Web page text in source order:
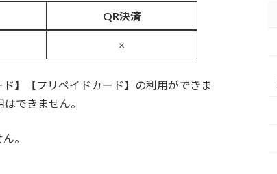
QR決済
×
】【プリペイドカード】の利用ができま
できません。
。